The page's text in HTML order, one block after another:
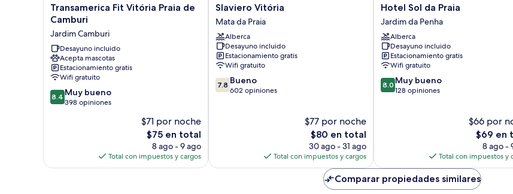
Transamerica
Fit
Praia
de
Camburi
Jardim
Camburi
Transamerica Fit Vitória Praia de
Camburi
Jardim Camburi
Desayuno incluido
Acepta mascotas
Estacionamiento gratis
Wifi gratuito
8.4
de
8.4 Muy bueno
398 opiniones
$71 por noche
El
precio
actual
es
$75 en total
8 ago - 9 ago
Total con impuestos y cargos
Slaviero
Vitória
Mata
da
Praia
Slaviero Vitória
Mata da Praia
Alberca
Desayuno incluido
Estacionamiento gratis
Wifi gratuito
7.8
de
7.8 Bueno
602 opiniones
$77 por noche
El
precio
actual
es
$80
$80 en total
30 ago - 31 ago
Total con impuestos y cargos
Hotel
Sol
da
Praia
Jardim
da
Penha
Hotel Sol da Praia
Jardim da Penha
Alberca
Desayuno incluido
Estacionamiento gratis
Wifi gratuito
8.0
de
8.0 Muy bueno
128 opiniones
$66 por
El
precio
actual
es
de
$69
$69 en
8 ago -
Total con impuestos y
Comparar propiedades similares